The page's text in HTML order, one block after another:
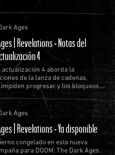
Ages
| Revelations - Notas del
4
actualización 4 aborda la
de la lanza de cadenas,
progresar y los bloqueos
Ages
| Revelations - Ya disponible
congelado en esta nueva
para DOOM: The Dark Ages.